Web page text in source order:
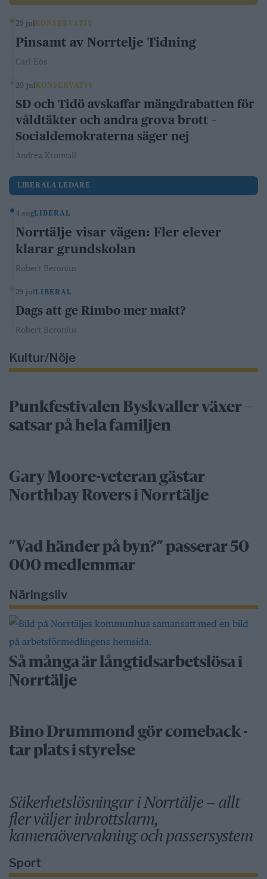
29 jul KONSERVATIV
Pinsamt av Norrtelje Tidning
Carl Eos
20 jul KONSERVATIV
SD och Tidö avskaffar mängdrabatten för
våldtäkter och andra grova brott –
Socialdemokraterna säger nej
Andrea Kronvall
LIBERALA LEDARE
4 augLIBERAL
Norrtälje visar vägen: Fler elever
klarar grundskolan
Robert Beronius
29 julLIBERAL
Dags att ge Rimbo mer makt?
Robert Beronius
Kultur/Nöje
Punkfestivalen Byskvaller växer –
satsar på hela familjen
Gary Moore-veteran gästar
Northbay Rovers i Norrtälje
”Vad händer på byn?” passerar 50
000 medlemmar
Näringsliv
Så många är långtidsarbetslösa i
Norrtälje
Bino Drummond gör comeback -
tar plats i styrelse
Säkerhetslösningar i Norrtälje – allt
fler väljer inbrottslarm,
kameraövervakning och passersystem
Sport